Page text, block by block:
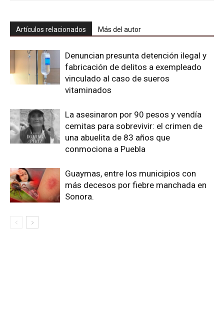
Artículos relacionados Más del autor
Denuncian presunta detención ilegal y
fabricación de delitos a exempleado
vinculado al caso de sueros
vitaminados
La asesinaron por 90 pesos y vendía
cemitas para sobrevivir: el crimen de
una abuelita de 83 años que
conmociona a Puebla
Guaymas, entre los municipios con
más decesos por fiebre manchada en
Sonora.